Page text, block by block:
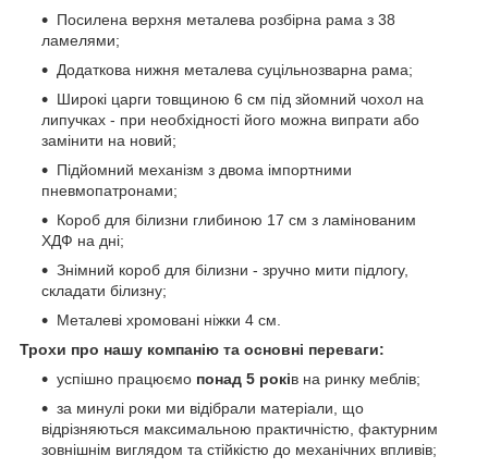
Посилена верхня металева розбірна рама з 38
ламелями;
Додаткова нижня металева суцільнозварна рама;
Широкі царги товщиною 6 см під зйомний чохол на
липучках - при необхідності його можна випрати або
замінити на новий;
Підйомний механізм з двома імпортними
пневмопатронами;
Короб для білизни глибиною 17 см з ламінованим
ХДФ на дні;
Знімний короб для білизни - зручно мити підлогу,
складати білизну;
Металеві хромовані ніжки 4 см.
Трохи про нашу компанію та основні переваги:
успішно працюємо понад 5 років на ринку меблів;
за минулі роки ми відібрали матеріали, що
відрізняються максимальною практичністю, фактурним
зовнішнім виглядом та стійкістю до механічних впливів;